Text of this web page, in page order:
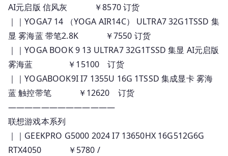
AI元启版 信风灰 ￥8570 订货
｜｜YOGA7 14 （YOGA AIR14C） ULTRA7 32G1TSSD 集
显 雾海蓝 带笔2.8K ￥7550 订货
｜｜YOGA BOOK 9 13 ULTRA7 32G1TSSD 集显 AI元启版
雾海蓝 ￥15100 订货
｜｜YOGABOOK9I I7 1355U 16G 1TSSD 集成显卡 雾海
蓝 触控带笔 ￥12620 订货
—————————————
联想游戏本系列
｜｜GEEKPRO G5000 2024 I7 13650HX 16G512G6G
RTX4050 ￥5780 /